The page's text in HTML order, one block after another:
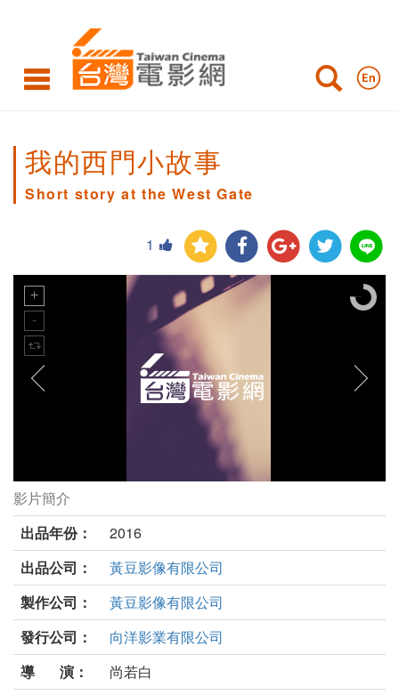
我的西門小故事
Short story at the West Gate
1
我的西門小故事劇照
影片簡介
出品年份：
2016
出品公司：
黃豆影像有限公司
製作公司：
黃豆影像有限公司
發行公司：
向洋影業有限公司
導 演：
尚若白